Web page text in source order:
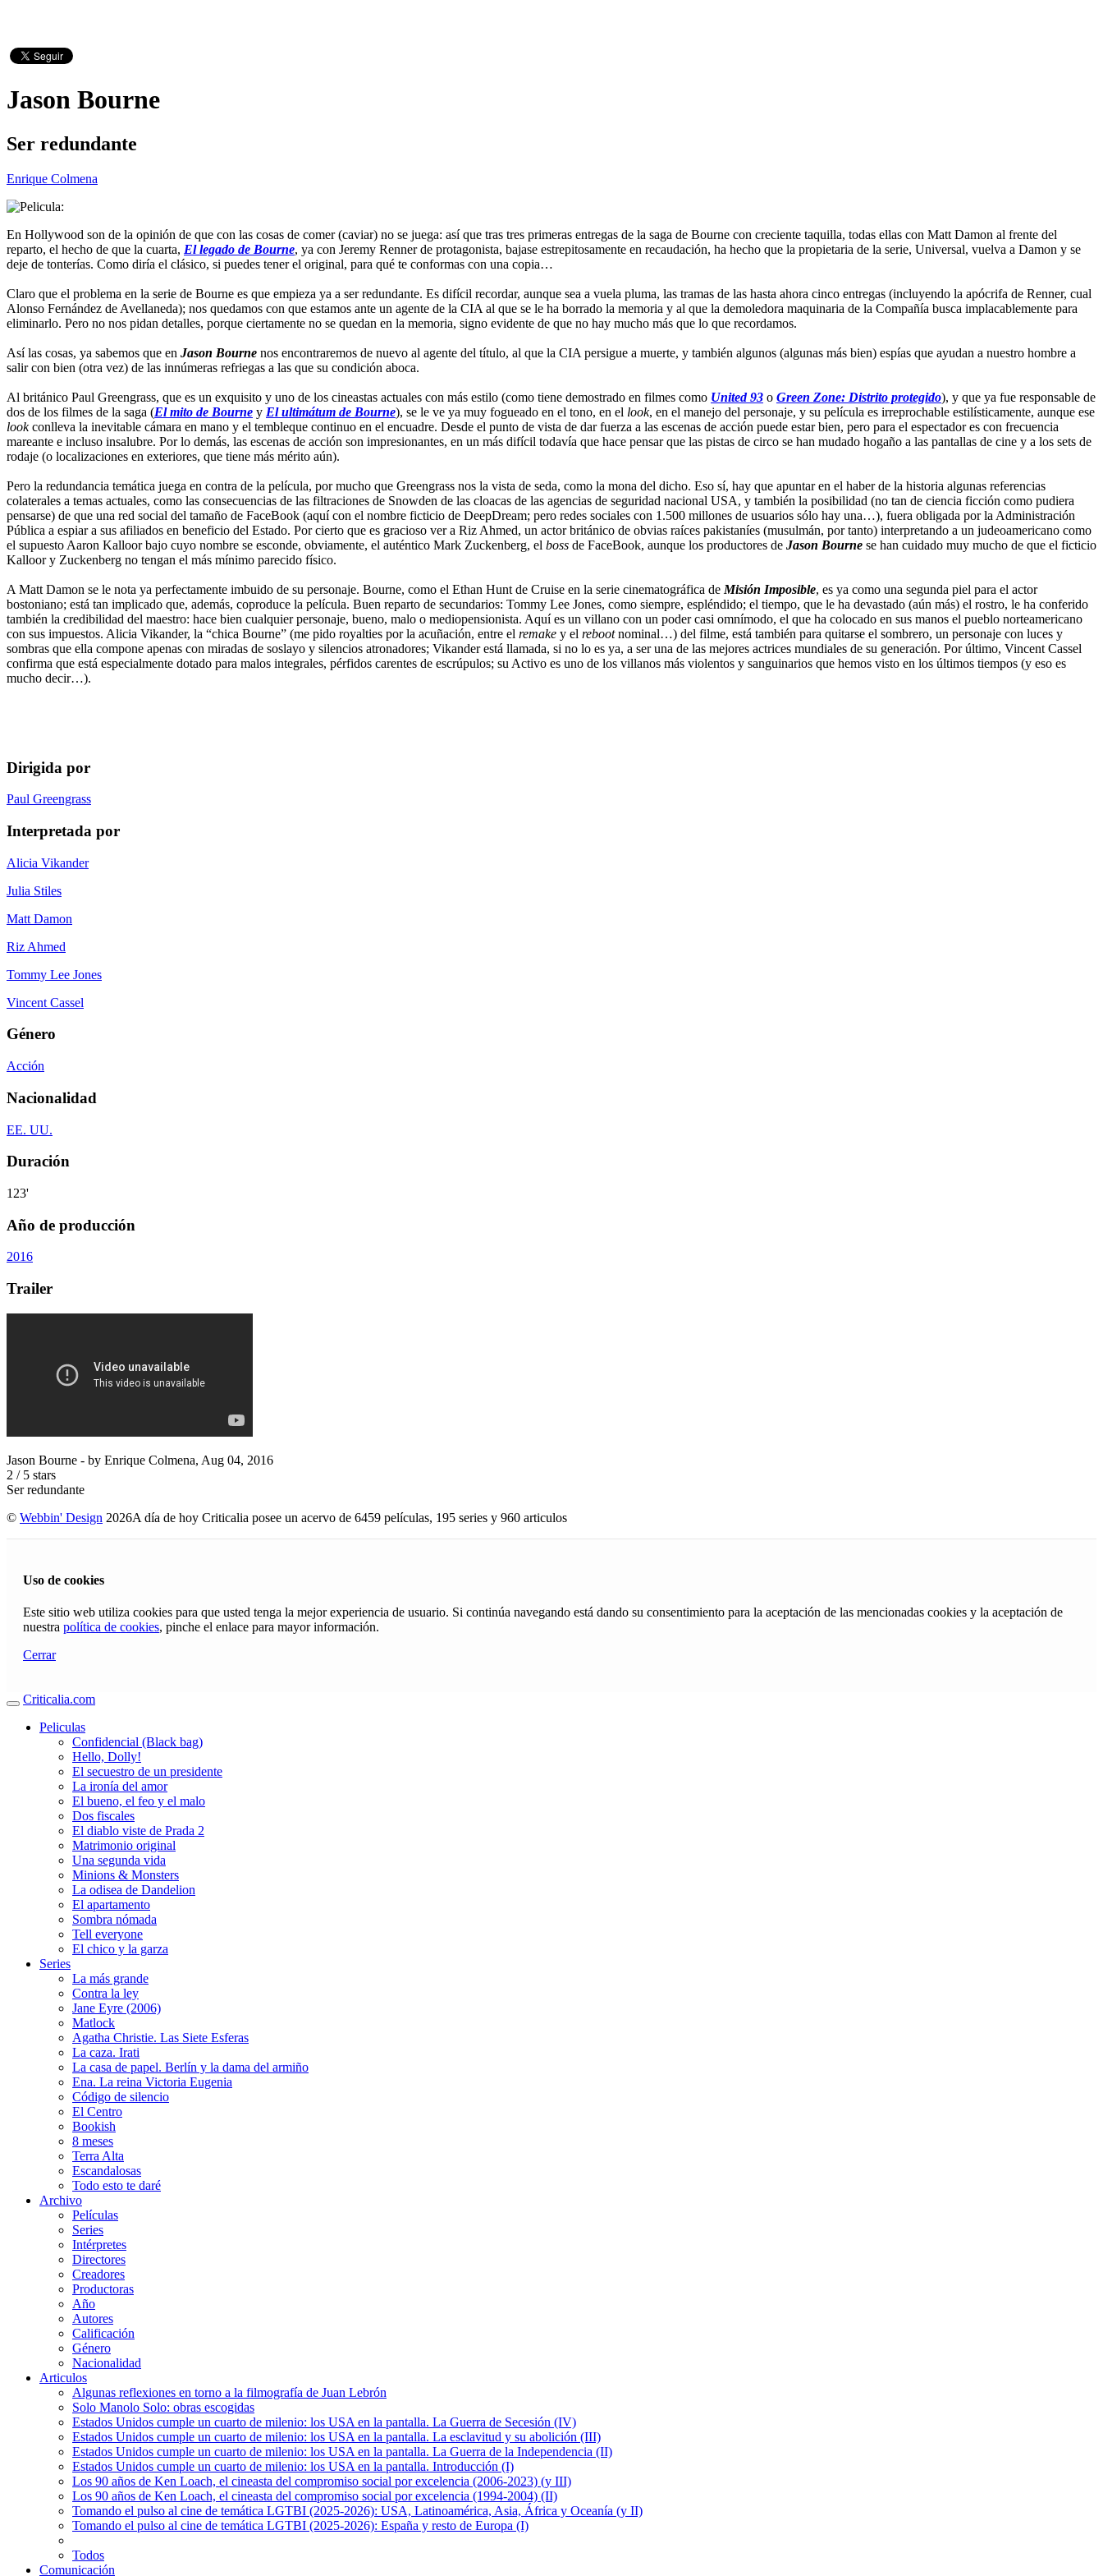
Jason Bourne
Ser redundante
Enrique Colmena
En Hollywood son de la opinión de que con las cosas de comer (caviar) no se juega: así que tras tres primeras entregas de la saga de Bourne con creciente taquilla, todas ellas con Matt Damon al frente del
reparto, el hecho de que la cuarta, El legado de Bourne, ya con Jeremy Renner de protagonista, bajase estrepitosamente en recaudación, ha hecho que la propietaria de la serie, Universal, vuelva a Damon y se
deje de tonterías. Como diría el clásico, si puedes tener el original, para qué te conformas con una copia…
Claro que el problema en la serie de Bourne es que empieza ya a ser redundante. Es difícil recordar, aunque sea a vuela pluma, las tramas de las hasta ahora cinco entregas (incluyendo la apócrifa de Renner, cual
Alonso Fernández de Avellaneda); nos quedamos con que estamos ante un agente de la CIA al que se le ha borrado la memoria y al que la demoledora maquinaria de la Compañía busca implacablemente para
eliminarlo. Pero no nos pidan detalles, porque ciertamente no se quedan en la memoria, signo evidente de que no hay mucho más que lo que recordamos.
Así las cosas, ya sabemos que en Jason Bourne nos encontraremos de nuevo al agente del título, al que la CIA persigue a muerte, y también algunos (algunas más bien) espías que ayudan a nuestro hombre a
salir con bien (otra vez) de las innúmeras refriegas a las que su condición aboca.
Al británico Paul Greengrass, que es un exquisito y uno de los cineastas actuales con más estilo (como tiene demostrado en filmes como United 93 o Green Zone: Distrito protegido), y que ya fue responsable de
dos de los filmes de la saga (El mito de Bourne y El ultimátum de Bourne), se le ve ya muy fogueado en el tono, en el look, en el manejo del personaje, y su película es irreprochable estilísticamente, aunque ese
lookconlleva la inevitable cámara en mano y el tembleque continuo en el encuadre. Desde el punto de vista de dar fuerza a las escenas de acción puede estar bien, pero para el espectador es con frecuencia
mareante e incluso insalubre. Por lo demás, las escenas de acción son impresionantes, en un más difícil todavía que hace pensar que las pistas de circo se han mudado hogaño a las pantallas de cine y a los sets de
rodaje (o localizaciones en exteriores, que tiene más mérito aún).
Pero la redundancia temática juega en contra de la película, por mucho que Greengrass nos la vista de seda, como la mona del dicho. Eso sí, hay que apuntar en el haber de la historia algunas referencias
colaterales a temas actuales, como las consecuencias de las filtraciones de Snowden de las cloacas de las agencias de seguridad nacional USA, y también la posibilidad (no tan de ciencia ficción como pudiera
pensarse) de que una red social del tamaño de FaceBook (aquí con el nombre ficticio de DeepDream; pero redes sociales con 1.500 millones de usuarios sólo hay una…), fuera obligada por la Administración
Pública a espiar a sus afiliados en beneficio del Estado. Por cierto que es gracioso ver a Riz Ahmed, un actor británico de obvias raíces pakistaníes (musulmán, por tanto) interpretando a un judeoamericano como
el supuesto Aaron Kalloor bajo cuyo nombre se esconde, obviamente, el auténtico Mark Zuckenberg, el boss de FaceBook, aunque los productores de Jason Bourne se han cuidado muy mucho de que el ficticio
Kalloor y Zuckenberg no tengan el más mínimo parecido físico.
A Matt Damon se le nota ya perfectamente imbuido de su personaje. Bourne, como el Ethan Hunt de Cruise en la serie cinematográfica de Misión Imposible, es ya como una segunda piel para el actor
bostoniano; está tan implicado que, además, coproduce la película. Buen reparto de secundarios: Tommy Lee Jones, como siempre, espléndido; el tiempo, que le ha devastado (aún más) el rostro, le ha conferido
también la credibilidad del maestro: hace bien cualquier personaje, bueno, malo o mediopensionista. Aquí es un villano con un poder casi omnímodo, el que ha colocado en sus manos el pueblo norteamericano
con sus impuestos. Alicia Vikander, la “chica Bourne” (me pido royalties por la acuñación, entre el remake y el rebootnominal…) del filme, está también para quitarse el sombrero, un personaje con luces y
sombras que ella compone apenas con miradas de soslayo y silencios atronadores; Vikander está llamada, si no lo es ya, a ser una de las mejores actrices mundiales de su generación. Por último, Vincent Cassel
confirma que está especialmente dotado para malos integrales, pérfidos carentes de escrúpulos; su Activo es uno de los villanos más violentos y sanguinarios que hemos visto en los últimos tiempos (y eso es
mucho decir…).
Dirigida por
Paul Greengrass
Interpretada por
Alicia Vikander
Julia Stiles
Matt Damon
Riz Ahmed
Tommy Lee Jones
Vincent Cassel
Género
Acción
Nacionalidad
EE. UU.
Duración
123'
Año de producción
2016
Trailer
Jason Bourne - by Enrique Colmena, Aug 04, 2016
2 / 5 stars
Ser redundante
© Webbin' Design 2026A día de hoy Criticalia posee un acervo de 6459 películas, 195 series y 960 articulos
Uso de cookies
Este sitio web utiliza cookies para que usted tenga la mejor experiencia de usuario. Si continúa navegando está dando su consentimiento para la aceptación de las mencionadas cookies y la aceptación de
nuestra política de cookies, pinche el enlace para mayor información.
Cerrar
Criticalia.com
Peliculas
Confidencial (Black bag)
Hello, Dolly!
El secuestro de un presidente
La ironía del amor
El bueno, el feo y el malo
Dos fiscales
El diablo viste de Prada 2
Matrimonio original
Una segunda vida
Minions & Monsters
La odisea de Dandelion
El apartamento
Sombra nómada
Tell everyone
El chico y la garza
Series
La más grande
Contra la ley
Jane Eyre (2006)
Matlock
Agatha Christie. Las Siete Esferas
La caza. Irati
La casa de papel. Berlín y la dama del armiño
Ena. La reina Victoria Eugenia
Código de silencio
El Centro
Bookish
8 meses
Terra Alta
Escandalosas
Todo esto te daré
Archivo
Películas
Series
Intérpretes
Directores
Creadores
Productoras
Año
Autores
Calificación
Género
Nacionalidad
Articulos
Algunas reflexiones en torno a la filmografía de Juan Lebrón
Solo Manolo Solo: obras escogidas
Estados Unidos cumple un cuarto de milenio: los USA en la pantalla. La Guerra de Secesión (IV)
Estados Unidos cumple un cuarto de milenio: los USA en la pantalla. La esclavitud y su abolición (III)
Estados Unidos cumple un cuarto de milenio: los USA en la pantalla. La Guerra de la Independencia (II)
Estados Unidos cumple un cuarto de milenio: los USA en la pantalla. Introducción (I)
Los 90 años de Ken Loach, el cineasta del compromiso social por excelencia (2006-2023) (y III)
Los 90 años de Ken Loach, el cineasta del compromiso social por excelencia (1994-2004) (II)
Tomando el pulso al cine de temática LGTBI (2025-2026): USA, Latinoamérica, Asia, África y Oceanía (y II)
Tomando el pulso al cine de temática LGTBI (2025-2026): España y resto de Europa (I)
Todos
Comunicación